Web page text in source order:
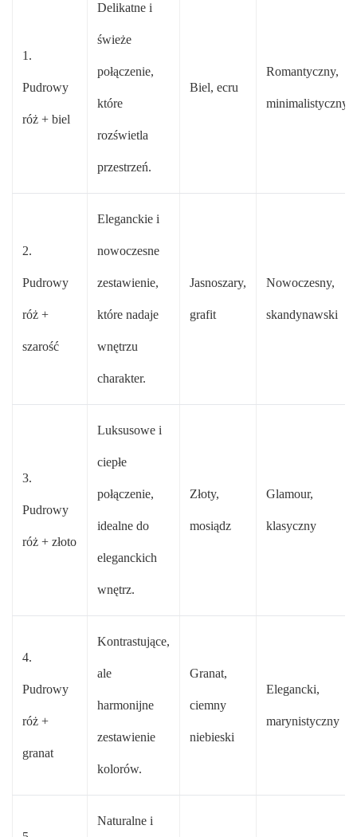
1.
Pudrowy
róż + biel
Delikatne i
świeże
połączenie,
które
rozświetla
przestrzeń.
Biel, ecru
Romantyczny,
minimalistyczny
2.
Pudrowy
róż +
szarość
Eleganckie i
nowoczesne
zestawienie,
które nadaje
wnętrzu
charakter.
Jasnoszary,
grafit
Nowoczesny,
skandynawski
3.
Pudrowy
róż + złoto
Luksusowe i
ciepłe
połączenie,
idealne do
eleganckich
wnętrz.
Złoty,
mosiądz
Glamour,
klasyczny
4.
Pudrowy
róż +
granat
Kontrastujące,
ale
harmonijne
zestawienie
kolorów.
Granat,
ciemny
niebieski
Elegancki,
marynistyczny
Naturalne i